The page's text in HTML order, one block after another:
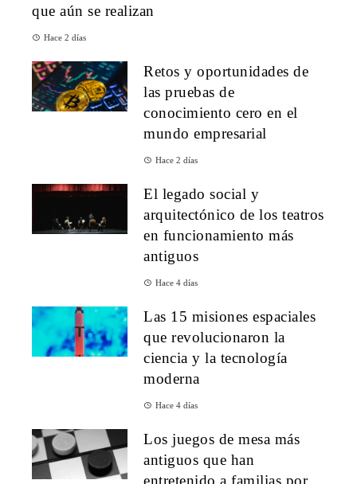
que aún se realizan
Hace 2 días
Retos y oportunidades de
las pruebas de
conocimiento cero en el
mundo empresarial
Hace 2 días
El legado social y
arquitectónico de los teatros
en funcionamiento más
antiguos
Hace 4 días
Las 15 misiones espaciales
que revolucionaron la
ciencia y la tecnología
moderna
Hace 4 días
Los juegos de mesa más
antiguos que han
entretenido a familias por